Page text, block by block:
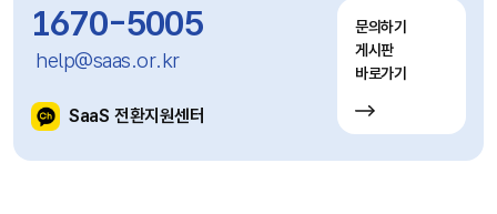
1670-5005
help@saas.or.kr
SaaS 전환지원센터
문의하기
게시판
바로가기